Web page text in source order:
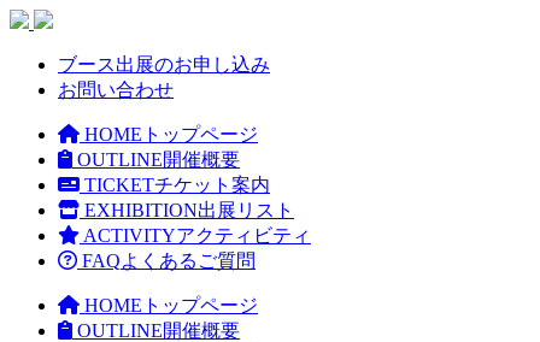
ブース出展のお申し込み
お問い合わせ
HOME トップページ
OUTLINE開催概要
TICKETチケット案内
EXHIBITION出展リスト
ACTIVITYアクティビティ
FAQよくあるご質問
HOME トップページ
OUTLINE開催概要